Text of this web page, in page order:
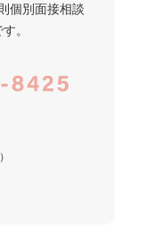
個別面接相談
。